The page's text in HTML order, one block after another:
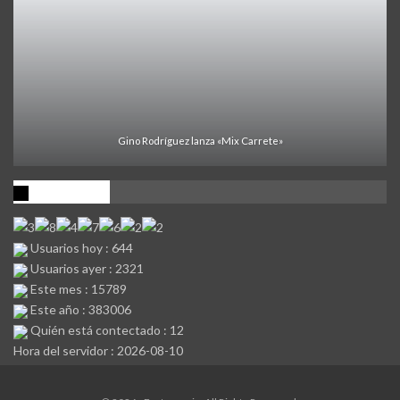
Gino Rodríguez lanza «Mix Carrete»
Usuarios hoy : 644
Usuarios ayer : 2321
Este mes : 15789
Este año : 383006
Quién está contectado : 12
Hora del servidor : 2026-08-10